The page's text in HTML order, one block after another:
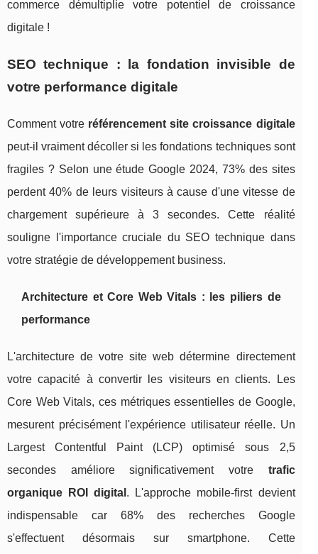
commerce démultiplie votre potentiel de croissance
digitale !
SEO technique : la fondation invisible de
votre performance digitale
Comment votre référencement site croissance digitale
peut-il vraiment décoller si les fondations techniques sont
fragiles ? Selon une étude Google 2024, 73% des sites
perdent 40% de leurs visiteurs à cause d'une vitesse de
chargement supérieure à 3 secondes. Cette réalité
souligne l'importance cruciale du SEO technique dans
votre stratégie de développement business.
Architecture et Core Web Vitals : les piliers de
performance
L'architecture de votre site web détermine directement
votre capacité à convertir les visiteurs en clients. Les
Core Web Vitals, ces métriques essentielles de Google,
mesurent précisément l'expérience utilisateur réelle. Un
Largest Contentful Paint (LCP) optimisé sous 2,5
secondes améliore significativement votre trafic
organique ROI digital . L'approche mobile-first devient
indispensable car 68% des recherches Google
s'effectuent désormais sur smartphone. Cette